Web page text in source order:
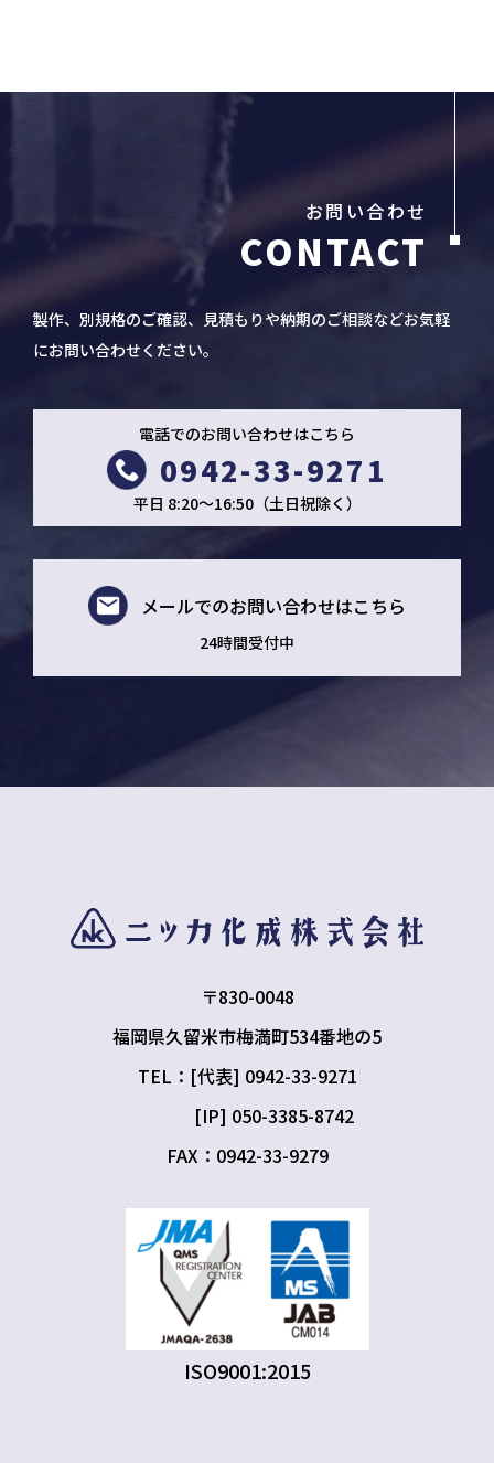
お問い合わせ
製作、別規格のご確認、見積もりや納期のご相談などお気軽
にお問い合わせください。
電話でのお問い合わせはこちら
0942-33-9271
平日 8:20～16:50（土日祝除く）
メールでのお問い合わせはこちら
24時間受付中
〒830-0048
福岡県久留米市梅満町534番地の5
TEL：[代表] 0942-33-9271
[IP] 050-3385-8742
FAX：0942-33-9279
ISO9001:2015